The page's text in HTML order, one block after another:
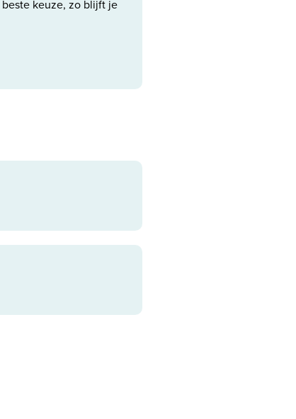
keuze, zo blijft je